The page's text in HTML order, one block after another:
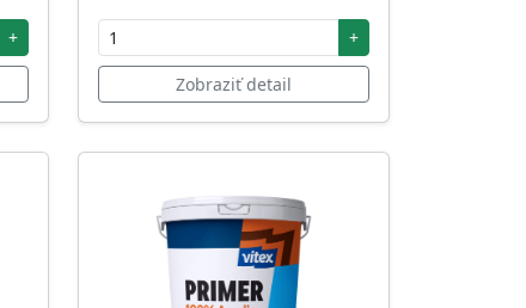
+ +
Zobraziť detail